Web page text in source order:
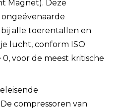
Magnet). Deze
alle toerentallen en
lucht, conform ISO
0, voor de meest kritische
compressoren van